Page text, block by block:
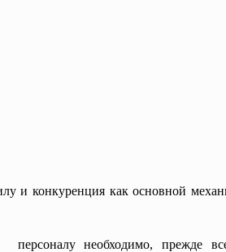
и конкуренция как основной
персоналу необходимо, прежде